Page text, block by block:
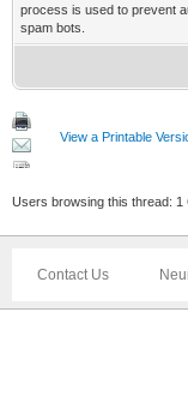
process is used to prevent
spam bots.
View a Printable
Users browsing this thread: 1
Contact Us